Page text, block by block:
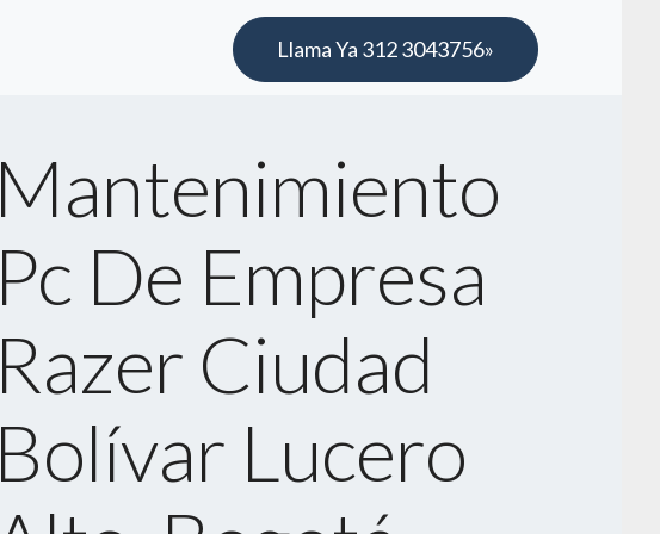
Llama Ya 312 3043756»
Mantenimiento
Pc De Empresa
Razer Ciudad
Bolívar Lucero